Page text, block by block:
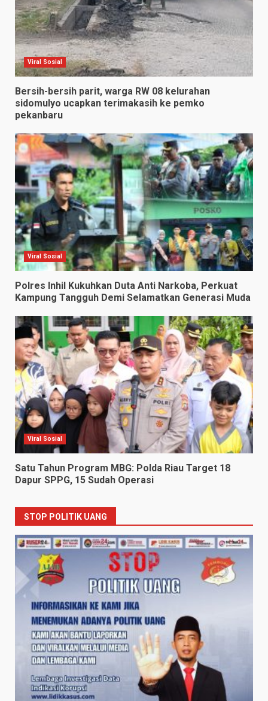
Viral Sosial
Bersih-bersih parit, warga RW 08 kelurahan
sidomulyo ucapkan terimakasih ke pemko
pekanbaru
Viral Sosial
Polres Inhil Kukuhkan Duta Anti Narkoba, Perkuat
Kampung Tangguh Demi Selamatkan Generasi Muda
Viral Sosial
Satu Tahun Program MBG: Polda Riau Target 18
Dapur SPPG, 15 Sudah Operasi
STOP POLITIK UANG